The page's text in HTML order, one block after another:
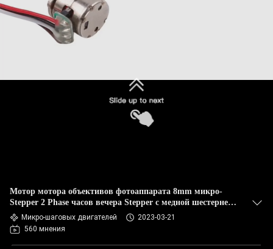
Мотор мотора объективов фотоаппарата 8mm микро-
Stepper 2 Phase часов вечера Stepper с медной шестерней
PM08Микро-шаговых двигателей
2023-03-21
560 мнения